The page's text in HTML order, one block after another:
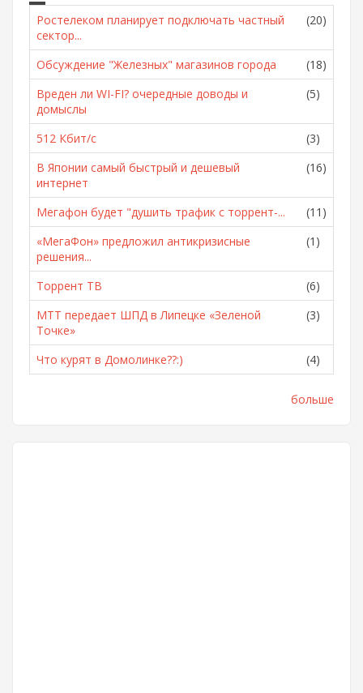
Ростелеком планирует подключать частный
сектор...
(20)
Обсуждение "Железных" магазинов города
(18)
Вреден ли WI-FI? очередные доводы и
домыслы
(5)
512 Кбит/с
(3)
В Японии самый быстрый и дешевый
интернет
(16)
Мегафон будет "душить трафик с торрент-...
(11)
«МегаФон» предложил антикризисные
решения...
(1)
Торрент ТВ
(6)
МТТ передает ШПД в Липецке «Зеленой
Точке»
(3)
Что курят в Домолинке??:) (4)
больше